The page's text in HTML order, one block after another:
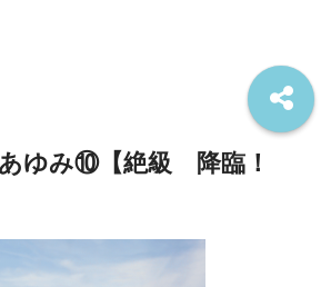
あゆみ⑩【絶級 降臨！